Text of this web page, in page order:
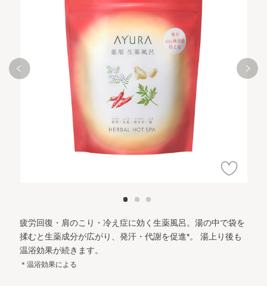
疲労回復・肩のこり・冷え症に効く生薬風呂。 湯の中で袋を
揉むと生薬成分が広がり、発汗・代謝を促進*。
湯上り後も
温浴効果が続きます。
＊温浴効果による